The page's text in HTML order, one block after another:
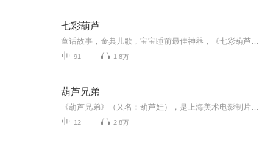
七彩葫芦
91 1.8万
葫芦兄弟
12 2.8万